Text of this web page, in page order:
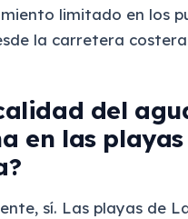
limitado en los
la carretera
del
en las
sí. Las playas de